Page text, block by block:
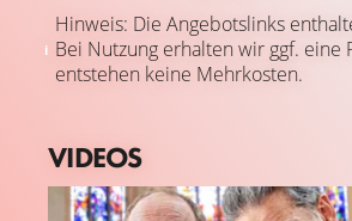
Hinweis: Die Angebotslinks
Bei Nutzung erhalten wir ggf. eine
entstehen keine Mehrkosten.
VIDEOS